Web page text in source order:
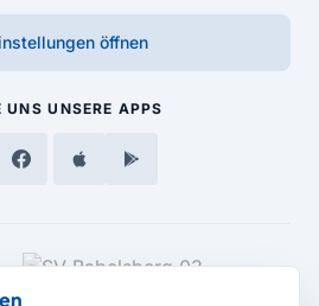
öffnen
UNS UNSERE APPS